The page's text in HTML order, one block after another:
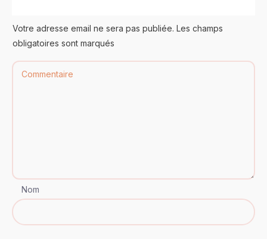
Votre adresse email ne sera pas publiée. Les champs
obligatoires sont marqués
Nom